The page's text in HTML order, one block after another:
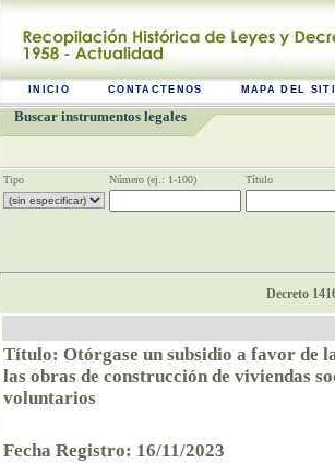
INICIO CONTACTENOS MAPA DEL
Buscar instrumentos legales
Tipo Número (ej.: 1-100) Título
Decreto
Título: Otórgase un subsidio a favor de
las obras de construcción de viviendas
voluntarios
Fecha Registro: 16/11/2023